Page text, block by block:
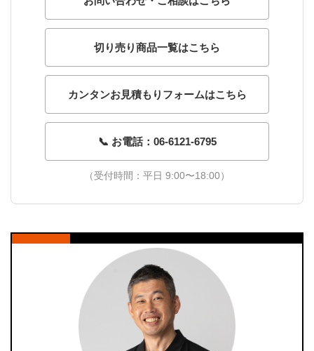
切り売り商品一覧はこちら
カンタンお見積もりフォームはこちら
📞 お電話：06-6121-6795
（受付時間：平日 9:00〜18:00）